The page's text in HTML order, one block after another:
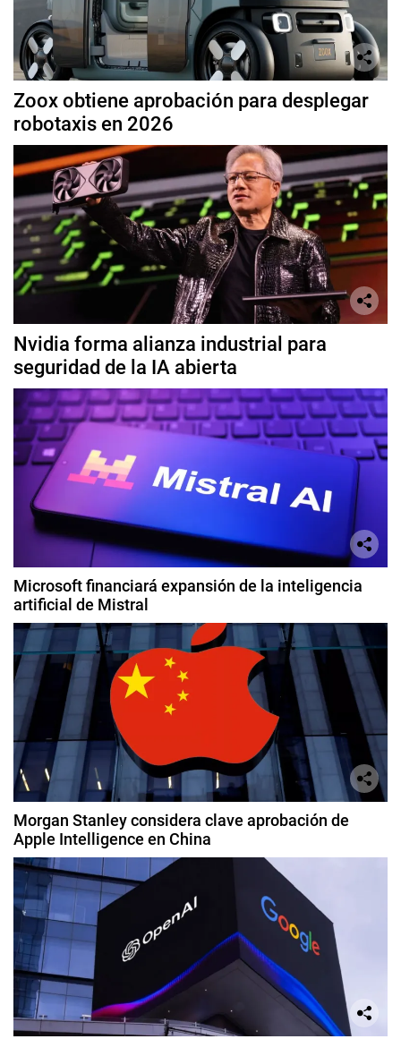
Zoox obtiene aprobación para desplegar
robotaxis en 2026
Nvidia forma alianza industrial para
seguridad de la IA abierta
Microsoft financiará expansión de la inteligencia
artificial de Mistral
Morgan Stanley considera clave aprobación de
Apple Intelligence en China